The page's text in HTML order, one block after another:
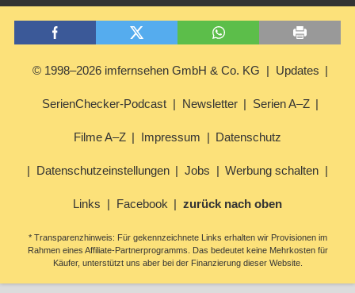
© 1998–2026 imfernsehen GmbH & Co. KG Updates
SerienChecker-Podcast Newsletter Serien A–Z
Filme A–Z Impressum Datenschutz
Datenschutzeinstellungen Jobs Werbung schalten
Links Facebook zurück nach oben
* Transparenzhinweis: Für gekennzeichnete Links erhalten wir Provisionen im
Rahmen eines Affiliate-Partnerprogramms. Das bedeutet keine Mehrkosten für
Käufer, unterstützt uns aber bei der Finanzierung dieser Website.